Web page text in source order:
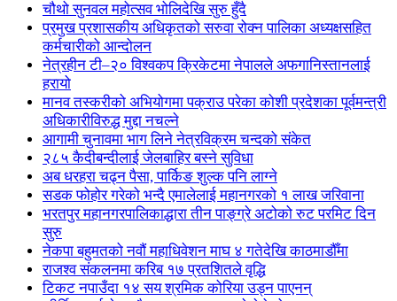
चौथो सुनवल महोत्सव भोलिदेखि सुरु हुँदै
प्रमुख प्रशासकीय अधिकृतको सरुवा रोक्न पालिका अध्यक्षसहित
कर्मचारीको आन्दोलन
नेत्रहीन टी–२० विश्वकप क्रिकेटमा नेपालले अफगानिस्तानलाई
हरायो
मानव तस्करीको अभियोगमा पक्राउ परेका कोशी प्रदेशका पूर्वमन्त्री
अधिकारीविरुद्ध मुद्दा नचल्ने
आगामी चुनावमा भाग लिने नेत्रविक्रम चन्दको संकेत
२८५ कैदीबन्दीलाई जेलबाहिर बस्ने सुविधा
अब धरहरा चढ्न पैसा, पार्किङ शुल्क पनि लाग्ने
सडक फोहोर गरेको भन्दै एमालेलाई महानगरको १ लाख जरिवाना
भरतपुर महानगरपालिकाद्धारा तीन पाङ्ग्रे अटोको रुट परमिट दिन
सुरु
नेकपा बहुमतको नवौं महाधिवेशन माघ ४ गतेदेखि काठमाडौँमा
राजश्व संकलनमा करिब १७ प्रतशितले वृद्धि
टिकट नपाउँदा १४ सय श्रमिक कोरिया उड्न पाएनन्